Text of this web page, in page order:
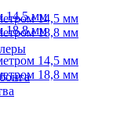
14,5 мм
18,8 мм
14,5 мм
18,8 мм
14,5 мм
18,8 мм